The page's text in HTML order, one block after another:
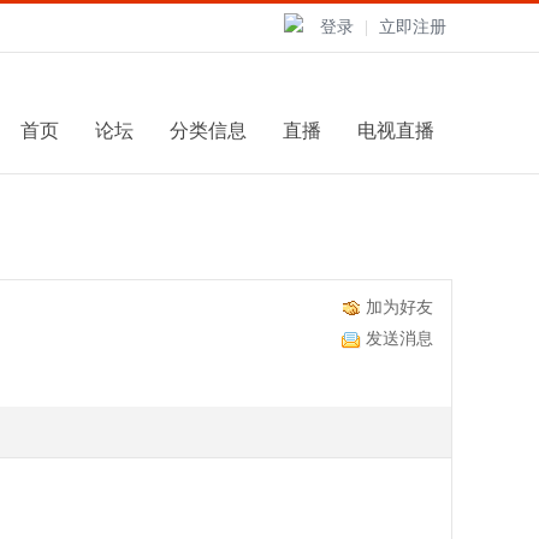
登录 立即注册
首页 论坛 分类信息 直播 电视直播
加为好友
发送消息